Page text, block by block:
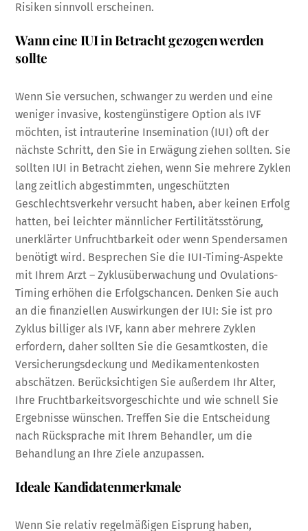
Risiken sinnvoll erscheinen.
Wann eine IUI in Betracht gezogen werden
sollte
Wenn Sie versuchen, schwanger zu werden und eine
weniger invasive, kostengünstigere Option als IVF
möchten, ist intrauterine Insemination (IUI) oft der
nächste Schritt, den Sie in Erwägung ziehen sollten. Sie
sollten IUI in Betracht ziehen, wenn Sie mehrere Zyklen
lang zeitlich abgestimmten, ungeschützten
Geschlechtsverkehr versucht haben, aber keinen Erfolg
hatten, bei leichter männlicher Fertilitätsstörung,
unerklärter Unfruchtbarkeit oder wenn Spendersamen
benötigt wird. Besprechen Sie die IUI-Timing-Aspekte
mit Ihrem Arzt – Zyklusüberwachung und Ovulations-
Timing erhöhen die Erfolgschancen. Denken Sie auch
an die finanziellen Auswirkungen der IUI: Sie ist pro
Zyklus billiger als IVF, kann aber mehrere Zyklen
erfordern, daher sollten Sie die Gesamtkosten, die
Versicherungsdeckung und Medikamentenkosten
abschätzen. Berücksichtigen Sie außerdem Ihr Alter,
Ihre Fruchtbarkeitsvorgeschichte und wie schnell Sie
Ergebnisse wünschen. Treffen Sie die Entscheidung
nach Rücksprache mit Ihrem Behandler, um die
Behandlung an Ihre Ziele anzupassen.
Ideale Kandidatenmerkmale
Wenn Sie relativ regelmäßigen Eisprung haben,